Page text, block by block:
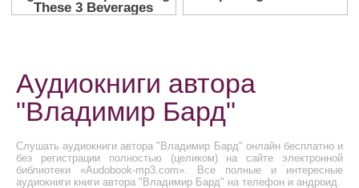
Аудиокниги автора
"Владимир Бард"
Слушать аудиокниги автора "Владимир Бард" онлайн бесплатно и
без регистрации полностью (целиком) на сайте электронной
библиотеки «Audobook-mp3.com». Все полные и интересные
аудиокниги книги автора "Владимир Бард" на телефон и андроид.